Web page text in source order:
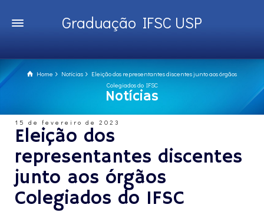
Graduação IFSC USP
Home Notícias
Eleição dos representantes discentes junto aos órgãos
Colegiados do IFSC
Notícias
15 de fevereiro de 2023
Eleição dos
representantes discentes
junto aos órgãos
Colegiados do IFSC